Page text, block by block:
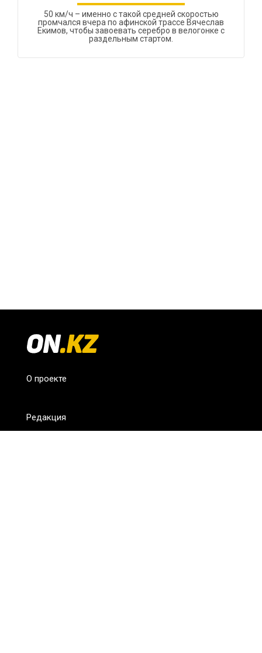
50 км/ч – именно с такой средней скоростью
промчался вчера по афинской трассе Вячеслав
Екимов, чтобы завоевать серебро в велогонке с
раздельным стартом.
О проекте
Редакция